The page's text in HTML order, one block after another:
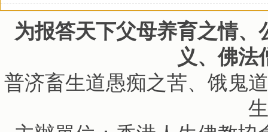
为报答天下父母养育之情
义、佛法
普济畜生道愚痴之苦、饿鬼